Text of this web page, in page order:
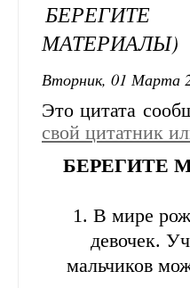
МАТЕРИАЛЫ)
Вторник, 01 Марта
Это цитата
свой цитатник
БЕРЕГИТЕ
1. В мире
девочек.
мальчиков